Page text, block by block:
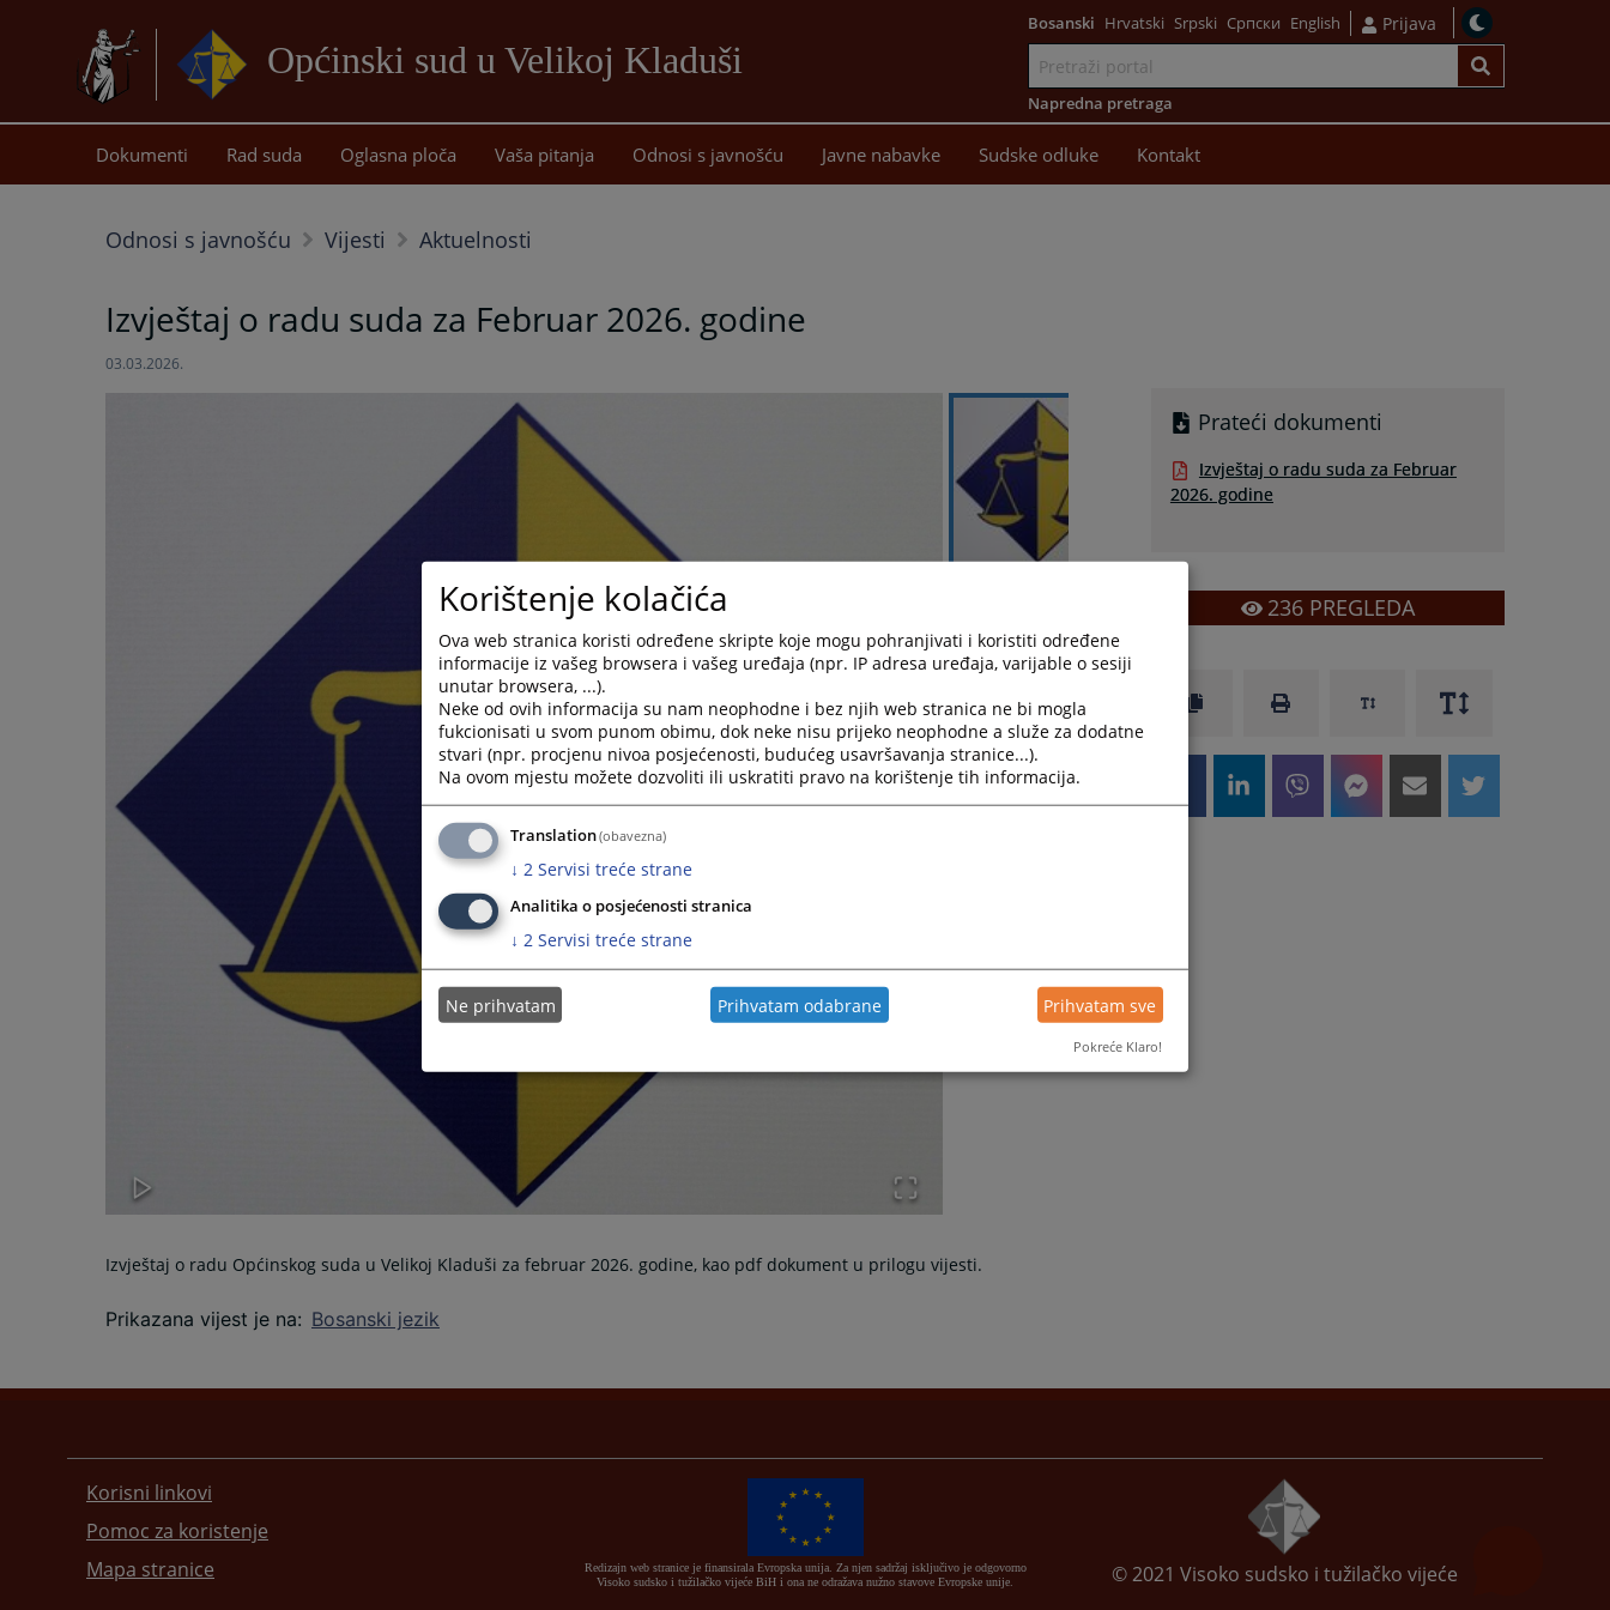
Općinski sud u Velikoj Kladuši
sadržaj
Bosanski Hrvatski Srpski Српски English Prijava
Napredna pretraga
Dokumenti Rad suda Oglasna ploča Vaša pitanja Odnosi s javnošću Javne nabavke Sudske odluke Kontakt
Odnosi s javnošću Vijesti Aktuelnosti
Izvještaj o radu suda za Februar 2026. godine
03.03.2026.
Izvještaj o radu Općinskog suda u Velikoj Kladuši za februar 2026. godine, kao pdf dokument u prilogu vijesti.
Prikazana vijest je na: Bosanski jezik
Prateći dokumenti
Izvještaj o radu suda za Februar
2026. godine
236PREGLEDA
Korisni linkovi
Pomoc za koristenje
Mapa stranice
Redizajn web stranice je finansirala Evropska unija. Za njen sadržaj isključivo je odgovorno
Visoko sudsko i tužilačko vijeće BiH i ona ne odražava nužno stavove Evropske unije.
© 2021 Visoko sudsko i tužilačko vijeće
Korištenje kolačića
Ova web stranica koristi određene skripte koje mogu pohranjivati i koristiti određene
informacije iz vašeg browsera i vašeg uređaja (npr. IP adresa uređaja, varijable o sesiji
unutar browsera, ...).
Neke od ovih informacija su nam neophodne i bez njih web stranica ne bi mogla
fukcionisati u svom punom obimu, dok neke nisu prijeko neophodne a služe za dodatne
stvari (npr. procjenu nivoa posjećenosti, budućeg usavršavanja stranice...).
Na ovom mjestu možete dozvoliti ili uskratiti pravo na korištenje tih informacija.
Translation(obavezna)
↓ 2 Servisi treće strane
Analitika o posjećenosti stranica
↓ 2 Servisi treće strane
Ne prihvatam Prihvatam odabrane Prihvatam sve
Pokreće Klaro!